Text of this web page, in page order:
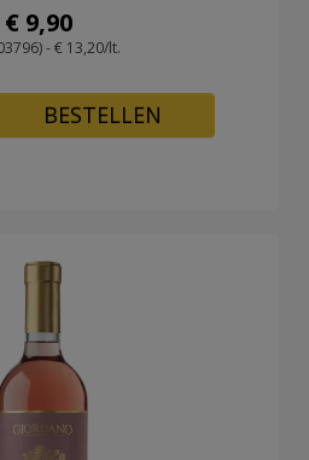
€ 9,90
- € 13,20/lt.
BESTELLEN